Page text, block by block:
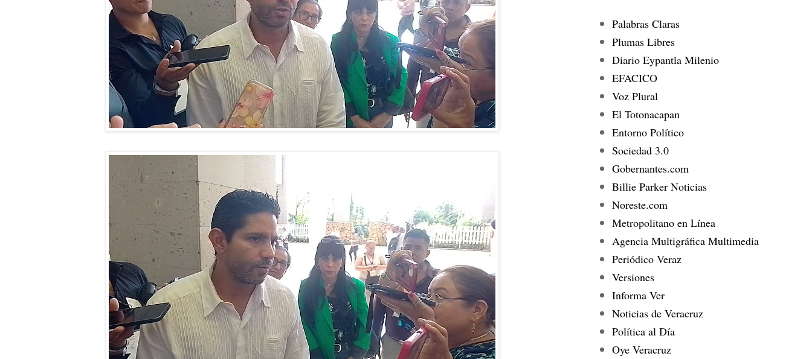
Palabras Claras
Plumas Libres
Diario Eypantla Milenio
EFACICO
Voz Plural
El Totonacapan
Entorno Político
Sociedad 3.0
Gobernantes.com
Billie Parker Noticias
Noreste.com
Metropolitano en Línea
Agencia Multigráfica Multimedia
Periódico Veraz
Versiones
Informa Ver
Noticias de Veracruz
Política al Día
Oye Veracruz